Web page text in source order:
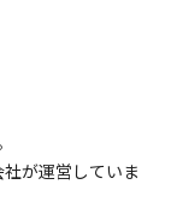
が運営していま